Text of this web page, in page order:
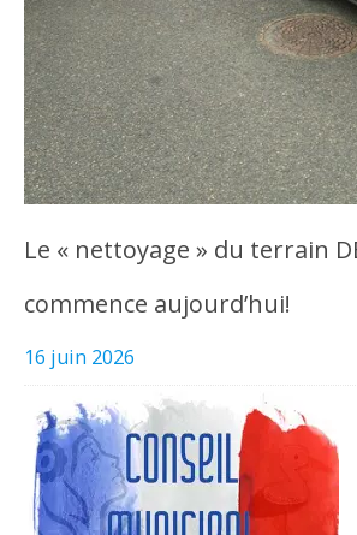
Le « nettoyage » du terrain
commence aujourd’hui!
16 juin 2026